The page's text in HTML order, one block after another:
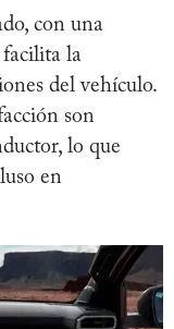
con una
facilita la
del vehículo.
son
lo que
en